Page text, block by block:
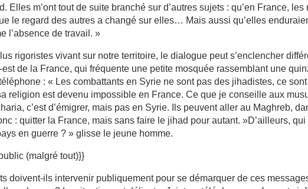
Elles m’ont tout de suite branché sur d’autres sujets : qu’en France, les
le regard des autres a changé sur elles… Mais aussi qu’elles
l’absence de travail. »
rigoristes vivant sur notre territoire, le dialogue peut s’enclencher
de la France, qui fréquente une petite mosquée rassemblant une
: « Les combattants en Syrie ne sont pas des jihadistes, ce
religion est devenu impossible en France. Ce que je conseille aux
c’est d’émigrer, mais pas en Syrie. Ils peuvent aller au Maghreb,
: quitter la France, mais sans faire le jihad pour autant. »D’ailleurs,
en guerre ? » glisse le jeune homme.
(malgré tout)}}
doivent-ils intervenir publiquement pour se démarquer de ces